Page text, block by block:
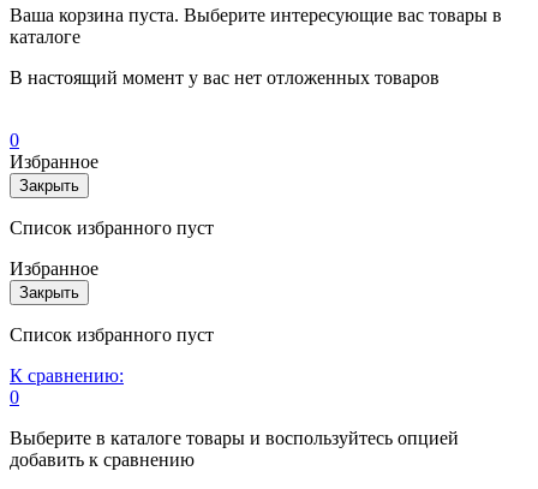
Ваша корзина пуста. Выберите интересующие вас товары в
каталоге
В настоящий момент у вас нет отложенных товаров
0
Избранное
Закрыть
Список избранного пуст
Избранное
Закрыть
Список избранного пуст
К сравнению:
0
Выберите в каталоге товары и воспользуйтесь опцией
добавить к сравнению